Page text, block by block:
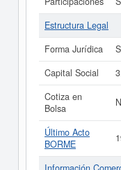
Estructura Legal
Forma Jurídica
Capital Social
Cotiza en
Bolsa
Último Acto
BORME